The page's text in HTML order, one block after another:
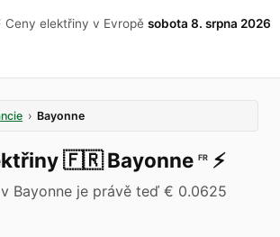
Ceny elektřiny v Evropě sobota 8. srpna 2026
› Bayonne
🇫🇷 Bayonne FR ⚡️
Bayonne je právě teď € 0.0625